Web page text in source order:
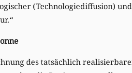
(Technologiediffusion)
des tatsächlich